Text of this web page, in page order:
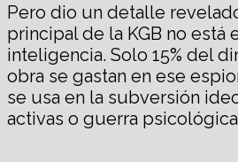
Pero dio un detalle
principal de la KGB no está
inteligencia. Solo 15% del
obra se gastan en ese
se usa en la subversión
activas o guerra